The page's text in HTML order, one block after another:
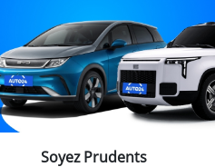
Soyez Prudents